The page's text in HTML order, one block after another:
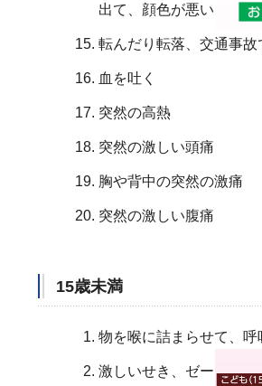
出て、顔色が悪い
転んだり転落、交通事故
血を吐く
突然の高熱
突然の激しい頭痛
胸や背中の突然の激痛
突然の激しい腹痛
15歳未満
物を喉に詰まらせて、呼
激しいせき、ゼー